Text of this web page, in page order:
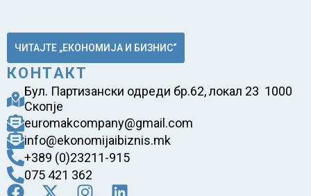
ЧИТАЈТЕ „ЕКОНОМИЈА И БИЗНИС“
КОНТАКТ
Бул. Партизански одреди бр.62, локал 23 1000
Скопје
euromakcompany@gmail.com
info@ekonomijaibiznis.mk
+389 (0)23211-915
075 421 362